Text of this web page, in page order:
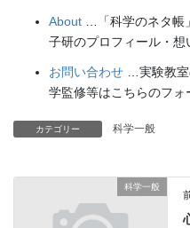
About …「科学のネタ帳
子研のプロフィール・想
お問い合わせ …実験教室
学監修等はこちらのフォ
カテゴリー 科学一般
科学一般